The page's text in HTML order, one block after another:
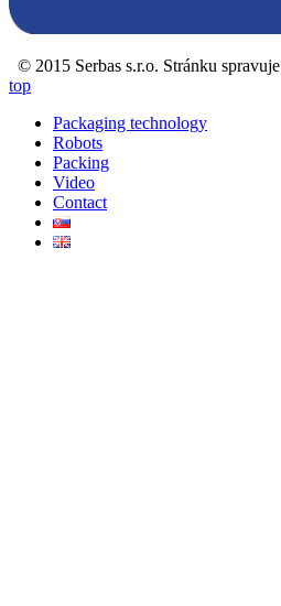
© 2015 Serbas s.r.o. Stránku spravuje
top
Packaging technology
Robots
Packing
Video
Contact